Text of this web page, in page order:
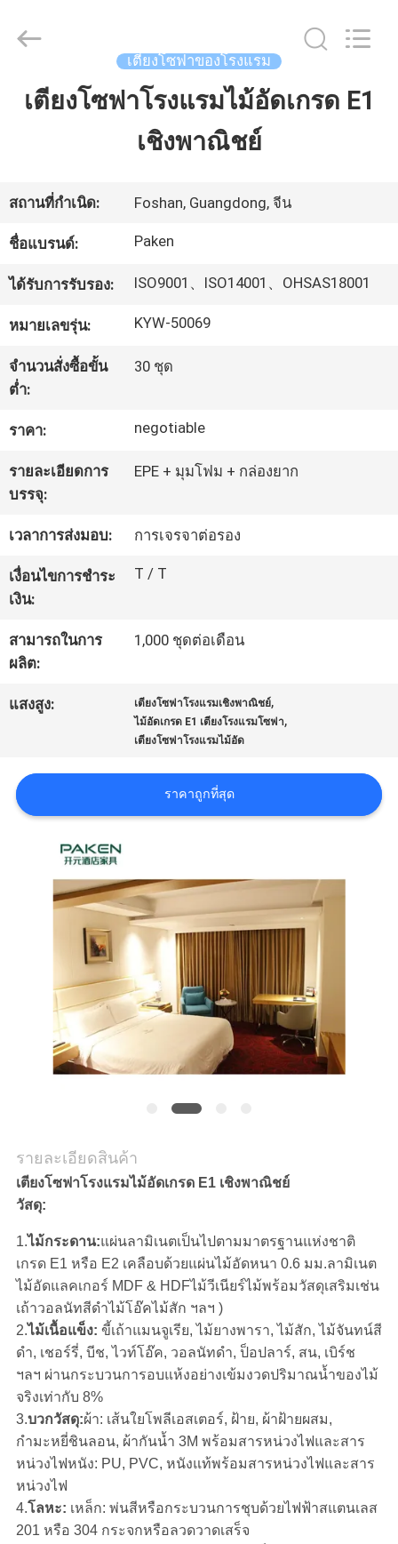
บ้าน
เกี่ยว
กับ
เรา
ทัวร์
โรงงาน
ควบคุม
คุณภาพ
ติดต่อ
เรา
ขอ
เสนอ
แผนผัง
เว็บไซต์
PRIVACY
POLICY
Paken
Furniture
Reserved.
เตียงโซฟาของโรงแรม
เตียงโซฟาโรงแรมไม้อัดเกรด E1
เชิงพาณิชย์
สถานที่กำเนิด: Foshan, Guangdong, จีน
ชื่อแบรนด์: Paken
ได้รับการรับรอง: ISO9001、ISO14001、OHSAS18001
หมายเลขรุ่น: KYW-50069
จำนวนสั่งซื้อขั้น
ต่ำ:
30 ชุด
ราคา: negotiable
รายละเอียดการ
บรรจุ:
EPE + มุมโฟม + กล่องยาก
เวลาการส่งมอบ: การเจรจาต่อรอง
เงื่อนไขการชำระ
เงิน:
T / T
สามารถในการ
ผลิต:
1,000 ชุดต่อเดือน
แสงสูง: เตียงโซฟาโรงแรมเชิงพาณิชย์,
ไม้อัดเกรด E1 เตียงโรงแรมโซฟา,
เตียงโซฟาโรงแรมไม้อัด
ราคาถูกที่สุด
รายละเอียดสินค้า
เตียงโซฟาโรงแรมไม้อัดเกรด E1 เชิงพาณิชย์
วัสดุ:
1.ไม้กระดาน:แผ่นลามิเนตเป็นไปตามมาตรฐานแห่งชาติ
เกรด E1 หรือ E2 เคลือบด้วยแผ่นไม้อัดหนา 0.6 มม.ลามิเนต
ไม้อัดแลคเกอร์ MDF & HDFไม้วีเนียร์ไม้พร้อมวัสดุเสริมเช่น
เถ้าวอลนัทสีดำไม้โอ๊คไม้สัก ฯลฯ )
2.ไม้เนื้อแข็ง: ขี้เถ้าแมนจูเรีย, ไม้ยางพารา, ไม้สัก, ไม้จันทน์สี
ดำ, เชอร์รี่, บีช, ไวท์โอ๊ค, วอลนัทดำ, ป็อปลาร์, สน, เบิร์ช
ฯลฯ ผ่านกระบวนการอบแห้งอย่างเข้มงวดปริมาณน้ำของไม้
จริงเท่ากับ 8%
3.บวกวัสดุ:ผ้า: เส้นใยโพลีเอสเตอร์, ฝ้าย, ผ้าฝ้ายผสม,
กำมะหยี่ชินลอน, ผ้ากันน้ำ 3M พร้อมสารหน่วงไฟและสาร
หน่วงไฟหนัง: PU, PVC, หนังแท้พร้อมสารหน่วงไฟและสาร
หน่วงไฟ
4. โลหะ: เหล็ก: พ่นสีหรือกระบวนการชุบด้วยไฟฟ้าสแตนเลส
201 หรือ 304 กระจกหรือลวดวาดเสร็จ